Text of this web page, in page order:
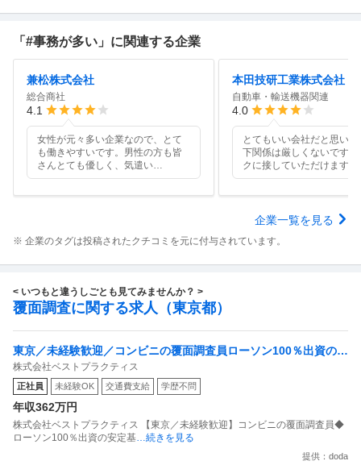
「#事務が多い」に関連する企業
兼松株式会社
総合商社
4.1
女性が元々多い企業なので、とて
も働きやすいです。男性の方も皆
さんとても優しく、気遣い
本田技研工業株式会社
自動車・輸送機器関連
4.0
とてもいい会社だと思い
下関係は厳しくないです。
クに接していただけます。
企業一覧を見る
※ 企業のタグは投稿されたクチコミを元に付与されています。
< いつもと違うしごとも見てみませんか？ >
覆面調査に関する求人（東京都）
東京／未経験歓迎／コンビニの覆面調査員ローソン100％出資の安
定基盤／月５日在宅／残業月10時間
株式会社ベストプラクティス
正社員 未経験OK 交通費支給 学歴不問
年収362万円
株式会社ベストプラクティス 【東京／未経験歓迎】コンビニの覆面調査員◆
ローソン100％出資の安定基 …続きを見る
提供：doda